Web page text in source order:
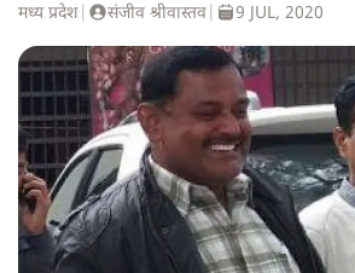
मध्य प्रदेश संजीव श्रीवास्तव 9 JUL, 2020